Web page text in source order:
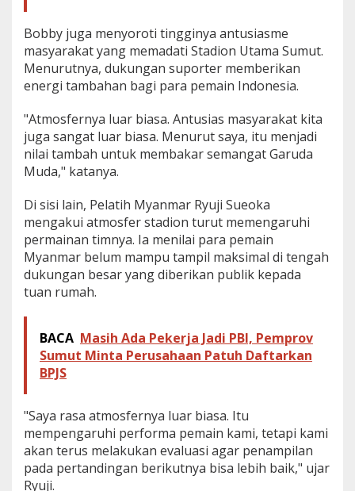
Bobby juga menyoroti tingginya antusiasme
masyarakat yang memadati Stadion Utama Sumut.
Menurutnya, dukungan suporter memberikan
energi tambahan bagi para pemain Indonesia.
"Atmosfernya luar biasa. Antusias masyarakat kita
juga sangat luar biasa. Menurut saya, itu menjadi
nilai tambah untuk membakar semangat Garuda
Muda," katanya.
Di sisi lain, Pelatih Myanmar Ryuji Sueoka
mengakui atmosfer stadion turut memengaruhi
permainan timnya. Ia menilai para pemain
Myanmar belum mampu tampil maksimal di tengah
dukungan besar yang diberikan publik kepada
tuan rumah.
BACA Masih Ada Pekerja Jadi PBI, Pemprov
Sumut Minta Perusahaan Patuh Daftarkan
BPJS
"Saya rasa atmosfernya luar biasa. Itu
mempengaruhi performa pemain kami, tetapi kami
akan terus melakukan evaluasi agar penampilan
pada pertandingan berikutnya bisa lebih baik," ujar
Ryuji.